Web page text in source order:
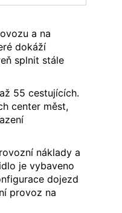
a na
dokáží
splnit stále
55 cestujících.
center měst,
náklady a
je vybaveno
dojezd
provoz na